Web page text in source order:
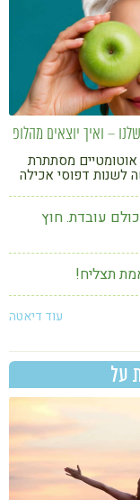
– ואיך יוצאים מהלופ
אוטומטיים מסתתרת
לשנות דפוסי אכילה
עובדת. חוץ
תצליח!
עוד דיאטה
על